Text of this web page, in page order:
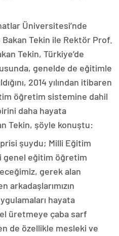
Üniversitesi’nde
Tekin ile Rektör Prof.
Tekin, Türkiye’de
genelde de eğitimle
2014 yılından itibaren
öğretim sistemine dahil
daha hayata
Tekin, şöyle konuştu:
şuydu; Milli Eğitim
genel eğitim öğretim
gerek alan
arkadaşlarımızın
hayata
üretmeye çaba sarf
de özellikle mesleki ve